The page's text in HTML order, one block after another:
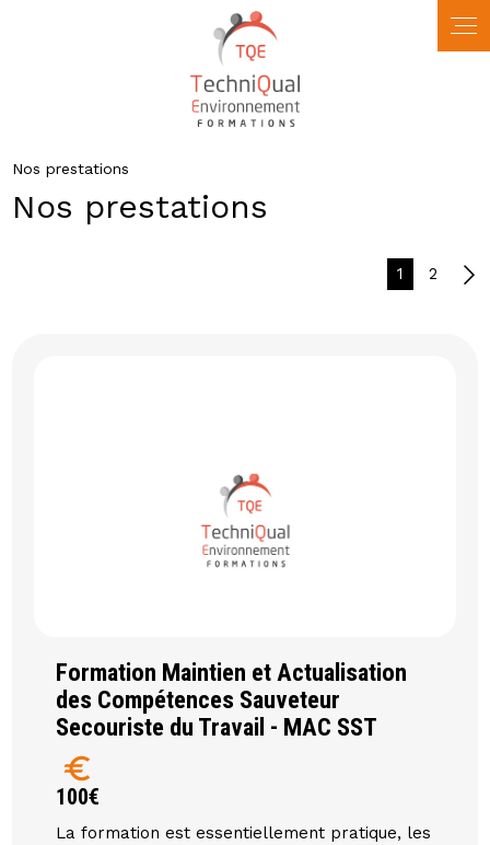
Nos prestations
Nos prestations
1 2
Formation Maintien et Actualisation
des Compétences Sauveteur
Secouriste du Travail - MAC SST
euro
100€
La formation est essentiellement pratique, les
Panneau de gestion des cookies